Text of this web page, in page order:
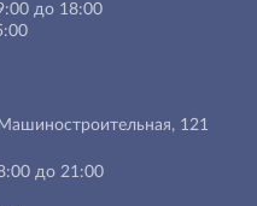
до 18:00
121
до 21:00